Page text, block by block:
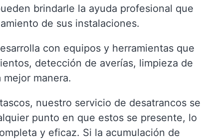
brindarle la ayuda profesional que
de sus instalaciones.
con equipos y herramientas que
detección de averías, limpieza de
manera.
nuestro servicio de desatrancos se
punto en que estos se presente, lo
y eficaz. Si la acumulación de